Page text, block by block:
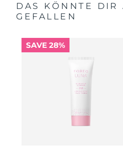
DAS KÖNNTE DIR
GEFALLEN
SAVE 28%